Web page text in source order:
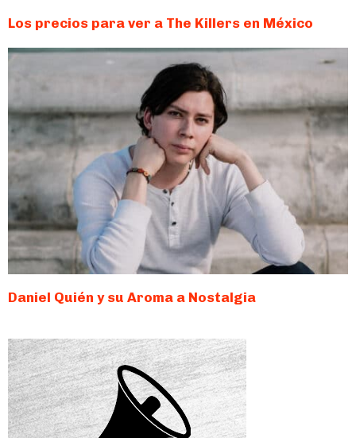
Los precios para ver a The Killers en México
Daniel Quién y su Aroma a Nostalgia